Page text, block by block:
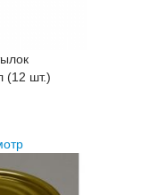
(12 шт.)